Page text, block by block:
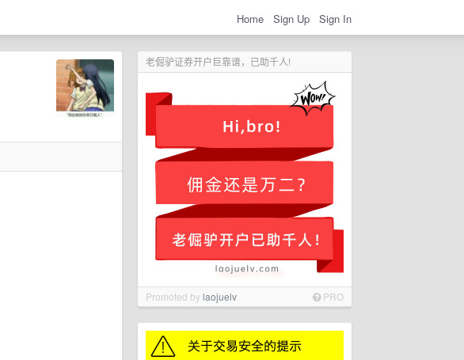
Home Sign Up Sign In
老倔驴证券开户巨靠谱，已助千人!
Promoted bylaojuelv PRO